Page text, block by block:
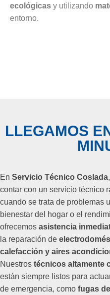
ecológicas y utilizando
entorno.
LLEGAMOS
En Servicio Técnico Coslada
contar con un servicio técnico
cuando se trata de problemas
bienestar del hogar o el
ofrecemos asistencia
la reparación de
calefacción y aires
Nuestros técnicos altamente
están siempre listos para
de emergencia, como fugas